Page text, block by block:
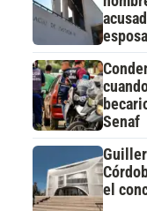
esposa
Senaf
el